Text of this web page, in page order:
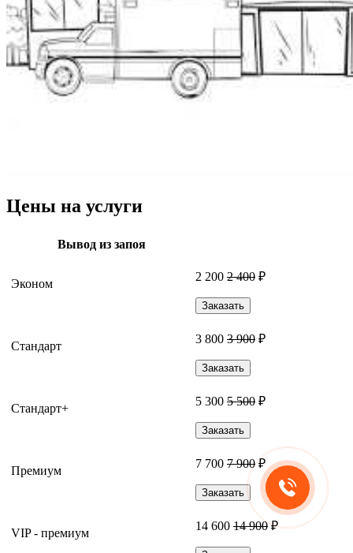
Цены на услуги
Вывод из запоя
Эконом
2 200 2 400 ₽
Заказать
Стандарт
3 800 3 900 ₽
Заказать
Стандарт+
5 300 5 500 ₽
Заказать
Премиум
7 700 7 900 ₽
Заказать
VIP - премиум
14 600 14 900₽